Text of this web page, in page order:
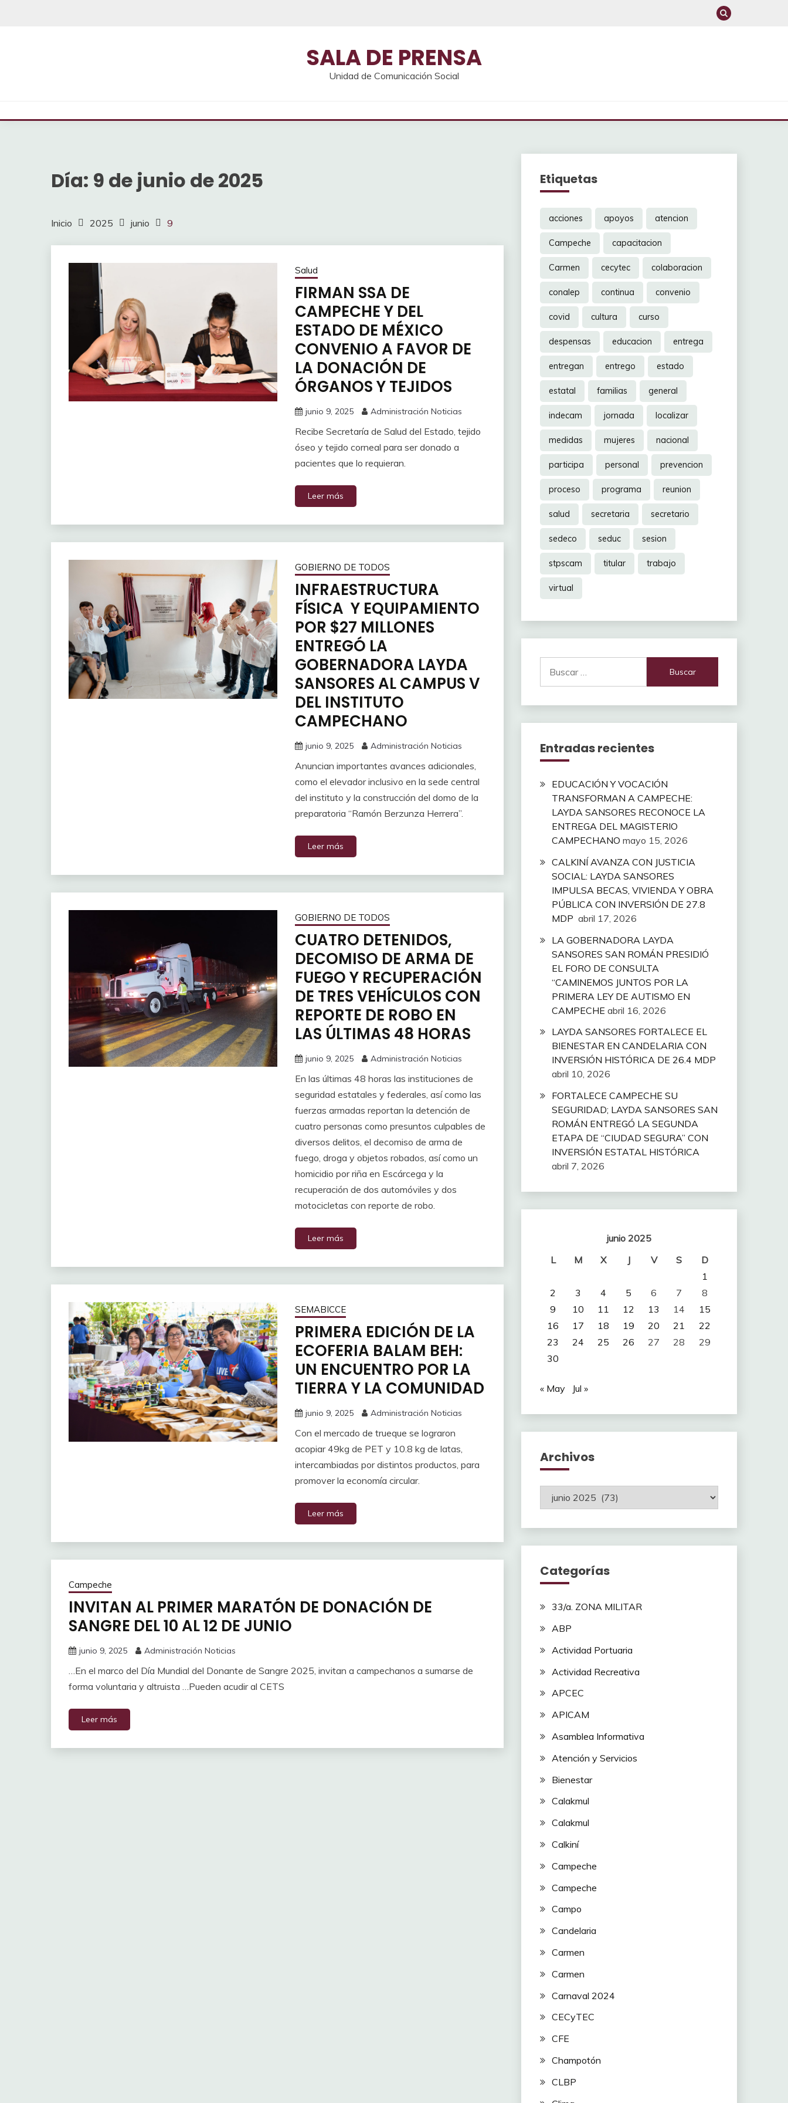
SALA DE PRENSA
Unidad de Comunicación Social
Día: 9 de junio de 2025
Inicio 2025 junio 9
Salud
FIRMAN SSA DE
CAMPECHE Y DEL
ESTADO DE MÉXICO
CONVENIO A FAVOR DE
LA DONACIÓN DE
ÓRGANOS Y TEJIDOS
junio 9, 2025 Administración Noticias
Recibe Secretaría de Salud del Estado, tejido
óseo y tejido corneal para ser donado a
pacientes que lo requieran.
Leer más
GOBIERNO DE TODOS
INFRAESTRUCTURA
FÍSICA Y EQUIPAMIENTO
POR $27 MILLONES
ENTREGÓ LA
GOBERNADORA LAYDA
SANSORES AL CAMPUS V
DEL INSTITUTO
CAMPECHANO
junio 9, 2025 Administración Noticias
Anuncian importantes avances adicionales,
como el elevador inclusivo en la sede central
del instituto y la construcción del domo de la
preparatoria “Ramón Berzunza Herrera”.
Leer más
GOBIERNO DE TODOS
CUATRO DETENIDOS,
DECOMISO DE ARMA DE
FUEGO Y RECUPERACIÓN
DE TRES VEHÍCULOS CON
REPORTE DE ROBO EN
LAS ÚLTIMAS 48 HORAS
junio 9, 2025 Administración Noticias
En las últimas 48 horas las instituciones de
seguridad estatales y federales, así como las
fuerzas armadas reportan la detención de
cuatro personas como presuntos culpables de
diversos delitos, el decomiso de arma de
fuego, droga y objetos robados, así como un
homicidio por riña en Escárcega y la
recuperación de dos automóviles y dos
motocicletas con reporte de robo.
Leer más
SEMABICCE
PRIMERA EDICIÓN DE LA
ECOFERIA BALAM BEH:
UN ENCUENTRO POR LA
TIERRA Y LA COMUNIDAD
junio 9, 2025 Administración Noticias
Con el mercado de trueque se lograron
acopiar 49kg de PET y 10.8 kg de latas,
intercambiadas por distintos productos, para
promover la economía circular.
Leer más
Campeche
INVITAN AL PRIMER MARATÓN DE DONACIÓN DE
SANGRE DEL 10 AL 12 DE JUNIO
junio 9, 2025 Administración Noticias
…En el marco del Día Mundial del Donante de Sangre 2025, invitan a campechanos a sumarse de
forma voluntaria y altruista …Pueden acudir al CETS
Leer más
Etiquetas
acciones apoyos atencion
Campeche capacitacion
Carmen cecytec colaboracion
conalep continua convenio
covid cultura curso
despensas educacion entrega
entregan entrego estado
estatal familias general
indecam jornada localizar
medidas mujeres nacional
participa personal prevencion
proceso programa reunion
salud secretaria secretario
sedeco seduc sesion
stpscam titular trabajo
virtual
Entradas recientes
EDUCACIÓN Y VOCACIÓN
TRANSFORMAN A CAMPECHE:
LAYDA SANSORES RECONOCE LA
ENTREGA DEL MAGISTERIO
CAMPECHANO mayo 15, 2026
CALKINÍ AVANZA CON JUSTICIA
SOCIAL: LAYDA SANSORES
IMPULSA BECAS, VIVIENDA Y OBRA
PÚBLICA CON INVERSIÓN DE 27.8
MDP abril 17, 2026
LA GOBERNADORA LAYDA
SANSORES SAN ROMÁN PRESIDIÓ
EL FORO DE CONSULTA
“CAMINEMOS JUNTOS POR LA
PRIMERA LEY DE AUTISMO EN
CAMPECHE abril 16, 2026
LAYDA SANSORES FORTALECE EL
BIENESTAR EN CANDELARIA CON
INVERSIÓN HISTÓRICA DE 26.4 MDP
abril 10, 2026
FORTALECE CAMPECHE SU
SEGURIDAD; LAYDA SANSORES SAN
ROMÁN ENTREGÓ LA SEGUNDA
ETAPA DE “CIUDAD SEGURA” CON
INVERSIÓN ESTATAL HISTÓRICA
abril 7, 2026
junio 2025
L
M X J V S
D
1
2
3 4 5 6 7
8
9
10 11 12 13 14
15
16
17 18 19 20 21
22
23
24 25 26 27 28
29
30
« May Jul »
Archivos
Archivos
Categorías
33/a. ZONA MILITAR
ABP
Actividad Portuaria
Actividad Recreativa
APCEC
APICAM
Asamblea Informativa
Atención y Servicios
Bienestar
Calakmul
Calakmul
Calkiní
Campeche
Campeche
Campo
Candelaria
Carmen
Carmen
Carnaval 2024
CECyTEC
CFE
Champotón
CLBP